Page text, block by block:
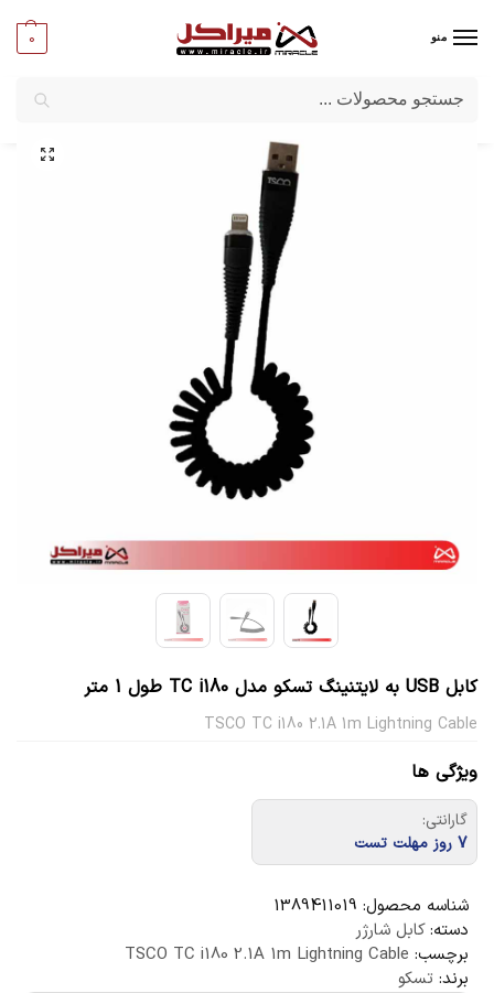
منو 0
میراکل/تبلت و موبایل/لوازم جانبی موبایل وتبلت
کابل USB به لایتنینگ تسکو مدل TC i180 طول 1 متر
TSCO TC i180 2.1A 1m Lightning Cable
ویژگی ها
گارانتی:
7 روز مهلت تست
شناسه محصول: 1389411019
دسته:کابل شارژر
برچسب: TSCO TC i180 2.1A 1m Lightning Cable
برند: تسکو